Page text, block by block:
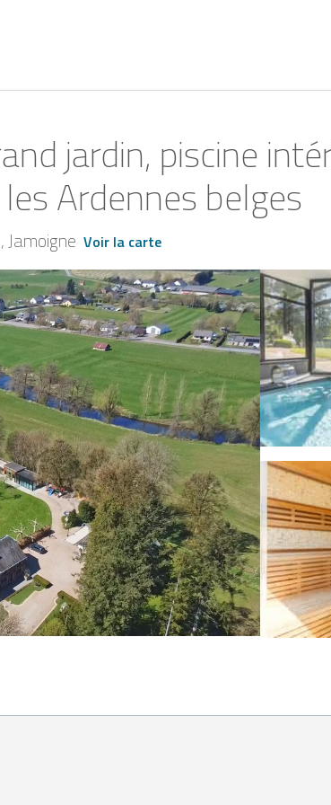
jardin, piscine
Ardennes belges
Jamoigne Voir la carte
demande